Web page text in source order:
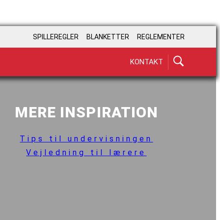
SPILLEREGLER BLANKETTER REGLEMENTER
KONTAKT
MERE INSPIRATION
Tips til undervisningen
Vejledning til lærere